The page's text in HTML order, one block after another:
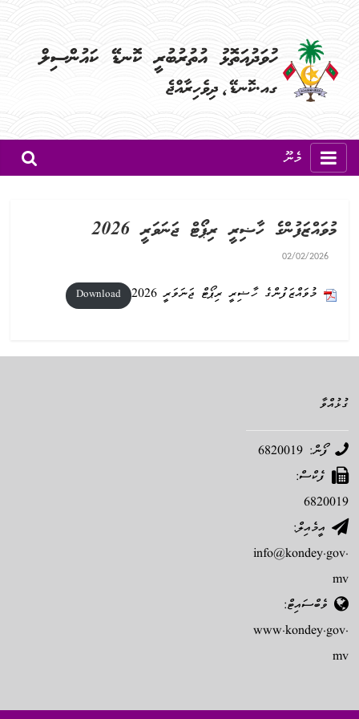
މެނޫ
މުވައްޒަފުންގެ ހާޟިރީ ރިޕޯޓް ޖަނަވަރީ 2026
02/02/2026
މުވައްޒަފުންގެ ހާޟިރީ ރިޕޯޓް ޖަނަވަރީ 2026 Download
ގުޅުއްވާ
ފޯން: 6820019
ފެކްސް:
6820019
އީމެއިލް:
info@kondey.gov.
mv
ވެބްސައިޓް:
www.kondey.gov.
mv